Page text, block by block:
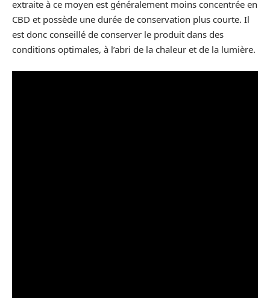
extraite à ce moyen est généralement moins concentrée en
CBD et possède une durée de conservation plus courte. Il
est donc conseillé de conserver le produit dans des
conditions optimales, à l’abri de la chaleur et de la lumière.